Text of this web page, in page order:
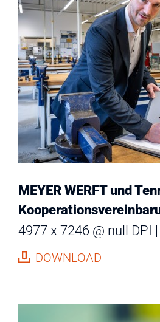
MEYER WERFT und
4977 x 7246 @ null DPI
DOWNLOAD